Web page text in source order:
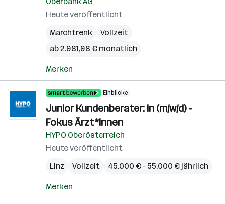
Heute veröffentlicht
Marchtrenk
Vollzeit
ab 2.981,98 € monatlich
Merken
Einblicke
Junior Kundenberater: in (m/w/d) -
Fokus Ärzt*innen
HYPO Oberösterreich
Heute veröffentlicht
Linz
Vollzeit 45.000 € – 55.000 € jährlich
Merken